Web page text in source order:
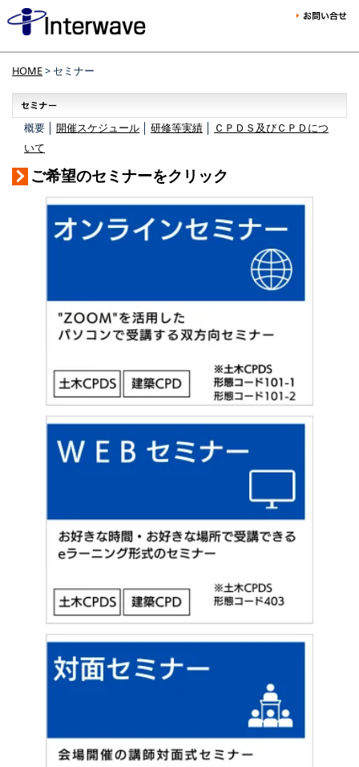
HOME> セミナー
概要 │ 開催スケジュール 研修等実績
ＣＰＤＳ及びＣＰＤにつ
いて
ご希望のセミナーをクリック